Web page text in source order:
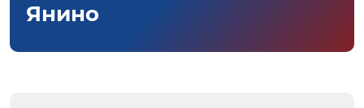
Янино